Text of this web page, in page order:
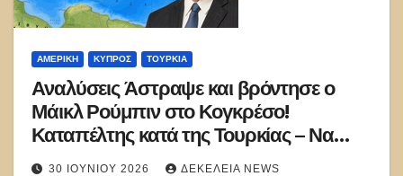
ΑΜΕΡΙΚΉ ΚΎΠΡΟΣ ΤΟΥΡΚΊΑ
Αναλύσεις Άστραψε και βρόντησε ο
Μάικλ Ρούμπιν στο Κογκρέσο!
Καταπέλτης κατά της Τουρκίας – Να
τελειώσει η κατοχή στην Κύπρο
30 ΙΟΥΝΊΟΥ 2026 ΔΕΚΈΛΕΙΑ NEWS